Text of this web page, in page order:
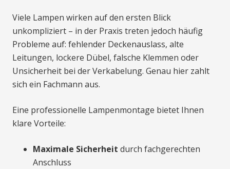
Viele Lampen wirken auf den ersten Blick
unkompliziert – in der Praxis treten jedoch häufig
Probleme auf: fehlender Deckenauslass, alte
Leitungen, lockere Dübel, falsche Klemmen oder
Unsicherheit bei der Verkabelung. Genau hier zahlt
sich ein Fachmann aus.
Eine professionelle Lampenmontage bietet Ihnen
klare Vorteile:
Maximale Sicherheit durch fachgerechten
Anschluss